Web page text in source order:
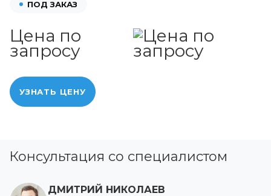
ПОД ЗАКАЗ
Цена по
запросу
УЗНАТЬ ЦЕНУ
Консультация со специалистом
ДМИТРИЙ НИКОЛАЕВ